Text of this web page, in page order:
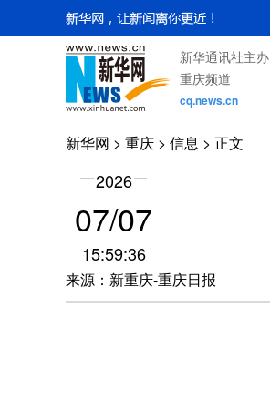
新华通讯社主办
重庆频道
cq.news.cn
新华网 > 重庆 > 信息 > 正文
2026
07/07
15:59:36
来源：新重庆-重庆日报